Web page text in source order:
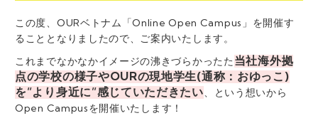
この度、OURベトナム「Online Open Campus」を開催す
ることとなりましたので、ご案内いたします。
これまでなかなかイメージの沸きづらかったた 当社海外拠
点の学校の様子やOURの現地学生(通称：おゆっこ)
を”より身近に”感じていただきたい 、という想いから
Open Campusを開催いたします！